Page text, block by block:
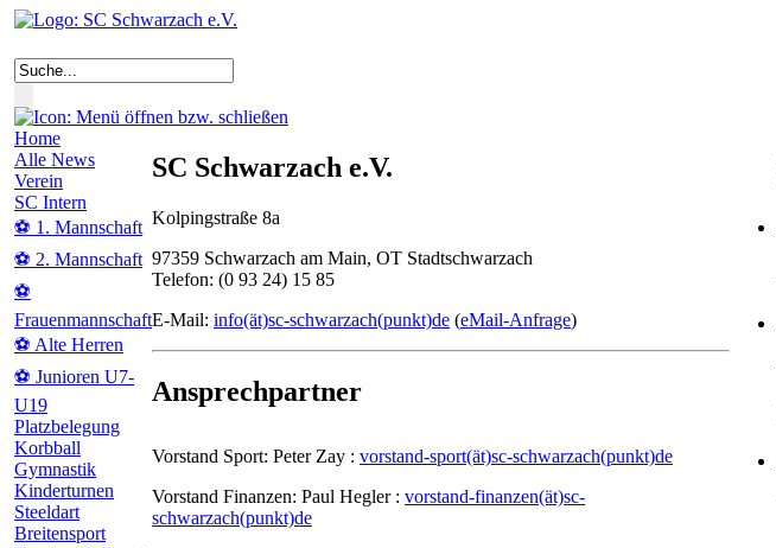
Home
Alle News
Verein
SC Intern
⚽ 1. Mannschaft
⚽ 2. Mannschaft
⚽
Frauenmannschaft
⚽ Alte Herren
⚽ Junioren U7-
U19
Platzbelegung
Korbball
Gymnastik
Kinderturnen
Steeldart
Breitensport
SC Schwarzach e.V.
Kolpingstraße 8a
97359 Schwarzach am Main, OT Stadtschwarzach
Telefon: (0 93 24) 15 85
E-Mail: info(ät)sc-schwarzach(punkt)de (eMail-Anfrage)
Ansprechpartner
Vorstand Sport: Peter Zay : vorstand-sport(ät)sc-schwarzach(punkt)de
Vorstand Finanzen: Paul Hegler : vorstand-finanzen(ät)sc-
schwarzach(punkt)de